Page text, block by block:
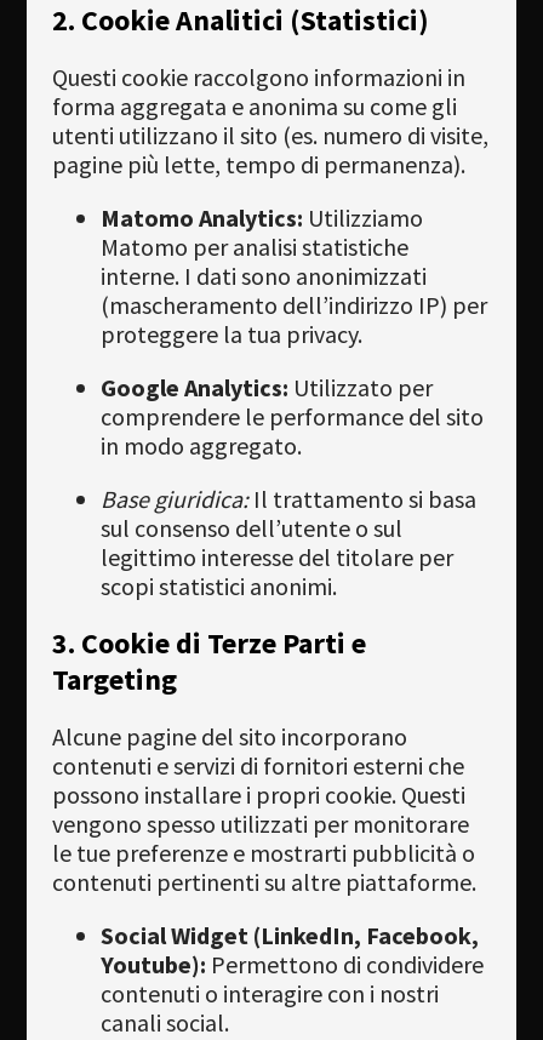
2. Cookie Analitici (Statistici)
Questi cookie raccolgono informazioni in
forma aggregata e anonima su come gli
utenti utilizzano il sito (es. numero di visite,
pagine più lette, tempo di permanenza).
Matomo Analytics: Utilizziamo
Matomo per analisi statistiche
interne. I dati sono anonimizzati
(mascheramento dell’indirizzo IP) per
proteggere la tua privacy.
Google Analytics: Utilizzato per
comprendere le performance del sito
in modo aggregato.
Base giuridica:Il trattamento si basa
sul consenso dell’utente o sul
legittimo interesse del titolare per
scopi statistici anonimi.
3. Cookie di Terze Parti e
Targeting
Alcune pagine del sito incorporano
contenuti e servizi di fornitori esterni che
possono installare i propri cookie. Questi
vengono spesso utilizzati per monitorare
le tue preferenze e mostrarti pubblicità o
contenuti pertinenti su altre piattaforme.
Social Widget (LinkedIn, Facebook,
Youtube): Permettono di condividere
contenuti o interagire con i nostri
canali social.